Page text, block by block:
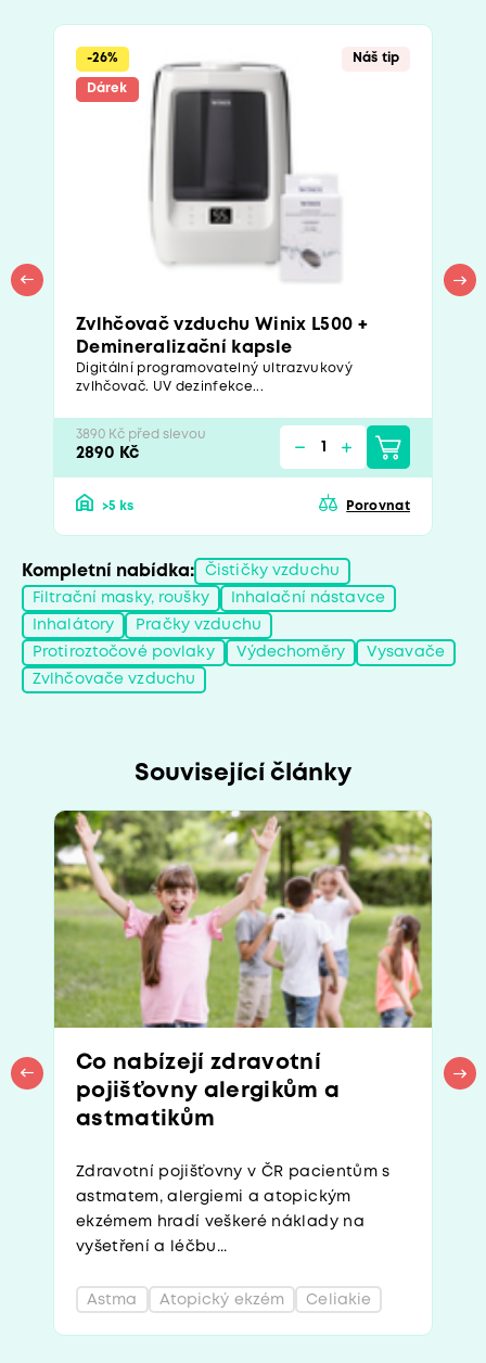
Dárek
-26% Náš tip
Zvlhčovač vzduchu Winix L500 +
Demineralizační kapsle
Digitální programovatelný ultrazvukový
zvlhčovač. UV dezinfekce...
3890 Kč před slevou
2890 Kč
>5 ks Porovnat
Kompletní nabídka: Čističky vzduchu
Filtrační masky, roušky Inhalační nástavce
Inhalátory Pračky vzduchu
Protiroztočové povlaky Výdechoměry Vysavače
Zvlhčovače vzduchu
Související články
Co nabízejí zdravotní
pojišťovny alergikům a
astmatikům
Zdravotní pojišťovny v ČR pacientům s
astmatem, alergiemi a atopickým
ekzémem hradí veškeré náklady na
vyšetření a léčbu...
Astma Atopický ekzém Celiakie